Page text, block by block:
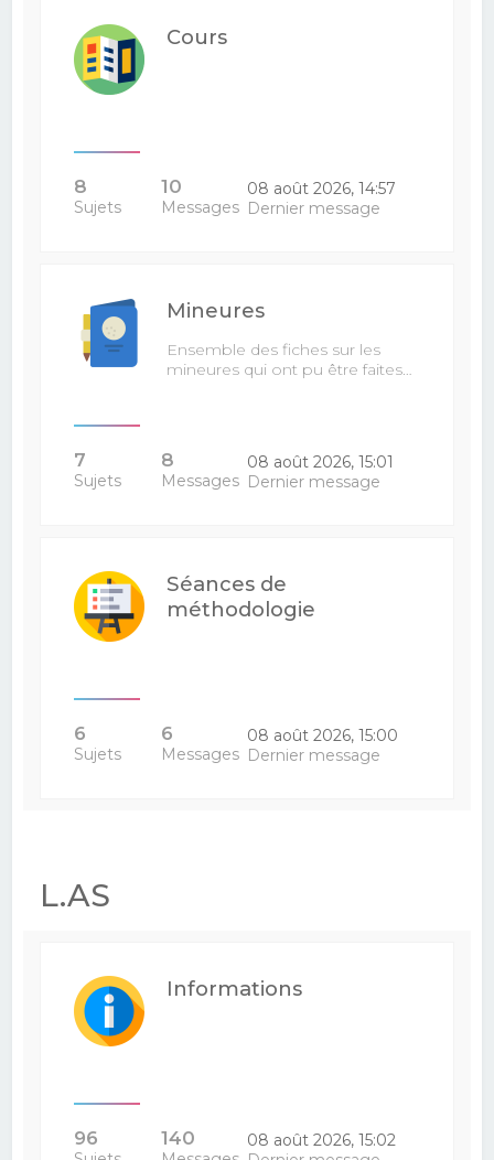
Cours
8
Sujets
10
Messages
08 août 2026, 14:57
Dernier message
Mineures
Ensemble des fiches sur les
mineures qui ont pu être faites…
7
Sujets
8
Messages
08 août 2026, 15:01
Dernier message
Séances de
méthodologie
6
Sujets
6
Messages
08 août 2026, 15:00
Dernier message
L.AS
Informations
96 140
08 août 2026, 15:02